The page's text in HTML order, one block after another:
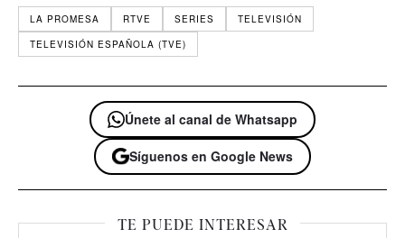
LA PROMESA RTVE SERIES
TELEVISIÓN
TELEVISIÓN ESPAÑOLA (TVE)
Únete al canal de Whatsapp
Síguenos en Google News
TE PUEDE INTERESAR